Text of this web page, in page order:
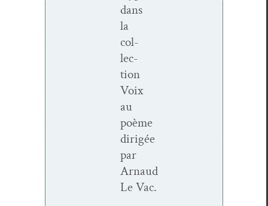
dans
la
col­
lec­
tion
Voix
au
poème
dirigée
par
Arnaud
Le Vac.